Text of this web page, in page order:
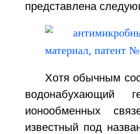
представлена
Хотя обычным
водонабухающий
ионообменных
известный под